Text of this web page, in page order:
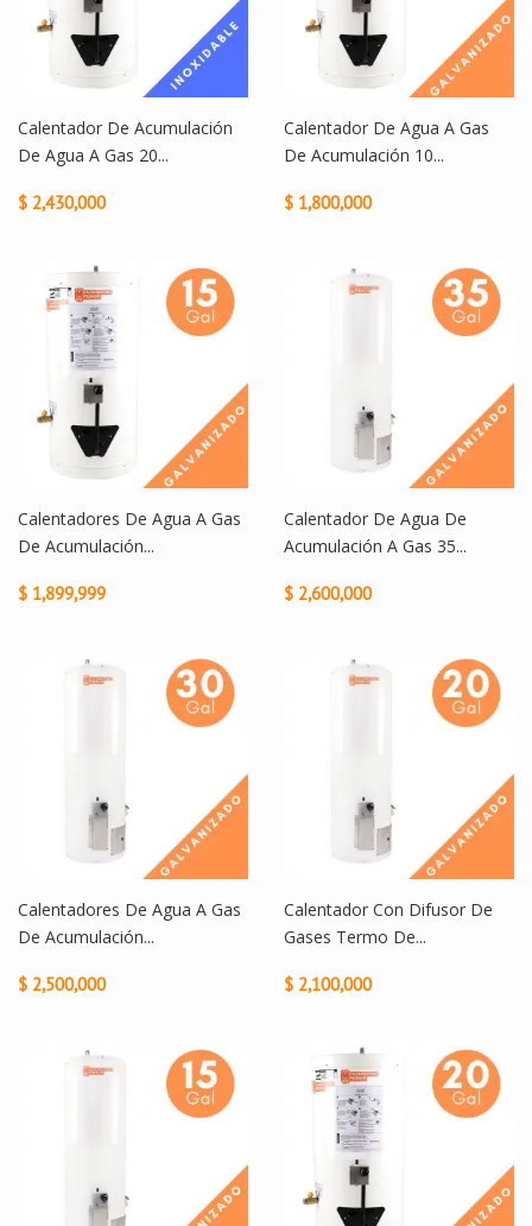
Calentador De Acumulación
De Agua A Gas 20...
$ 2,430,000
Calentador De Agua A Gas
De Acumulación 10...
$ 1,800,000
Calentadores De Agua A Gas
De Acumulación...
$ 1,899,999
Calentador De Agua De
Acumulación A Gas 35...
$ 2,600,000
Calentadores De Agua A Gas
De Acumulación...
$ 2,500,000
Calentador Con Difusor De
Gases Termo De...
$ 2,100,000